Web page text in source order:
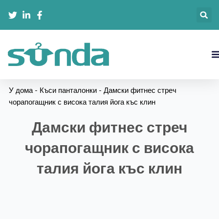
内
У дома- Къси панталонки- Дамски фитнес стреч
чорапогащник с висока талия йога къс клин
Дамски фитнес стреч
чорапогащник с висока
талия йога къс клин